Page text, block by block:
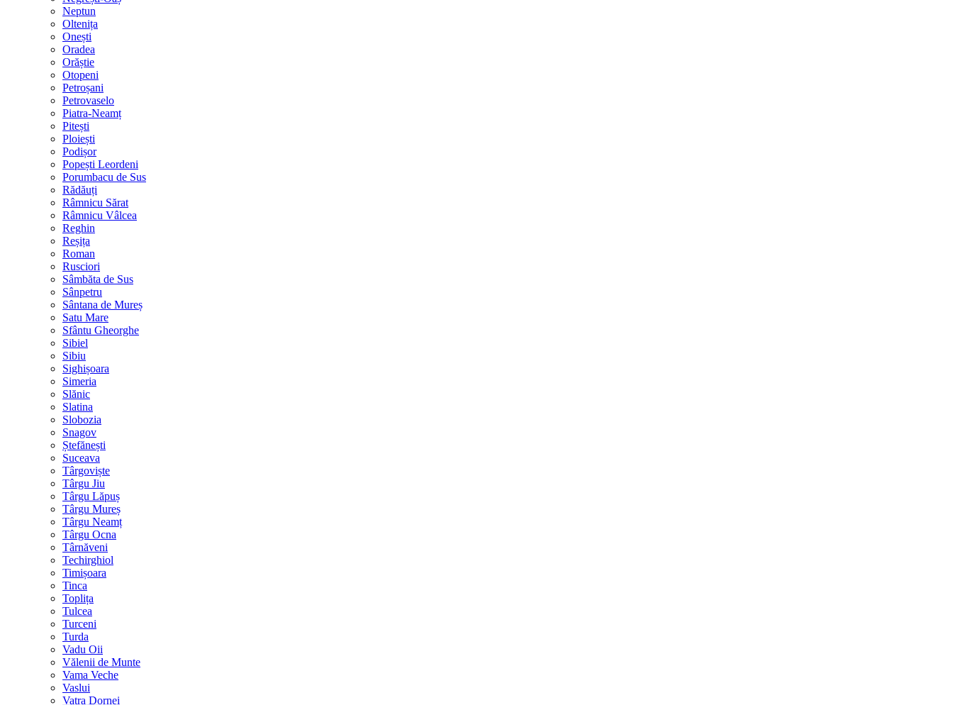
Neptun
Oltenița
Onești
Oradea
Orăștie
Otopeni
Petroșani
Petrovaselo
Piatra-Neamț
Pitești
Ploiești
Podișor
Popești Leordeni
Porumbacu de Sus
Rădăuți
Râmnicu Sărat
Râmnicu Vâlcea
Reghin
Reșița
Roman
Rusciori
Sâmbăta de Sus
Sânpetru
Sântana de Mureș
Satu Mare
Sfântu Gheorghe
Sibiel
Sibiu
Sighișoara
Simeria
Slănic
Slatina
Slobozia
Snagov
Ștefănești
Suceava
Târgoviște
Târgu Jiu
Târgu Lăpuș
Târgu Mureș
Târgu Neamț
Târgu Ocna
Târnăveni
Techirghiol
Timișoara
Tinca
Toplița
Tulcea
Turceni
Turda
Vadu Oii
Vălenii de Munte
Vama Veche
Vaslui
Vatra Dornei